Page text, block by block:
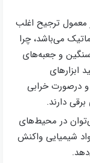
معمول ترجیح اغلب
می‌باشد، چرا
سنگین و جعبه‌های
ابزارهای
و درصورت خرابی
برقی دارند.
در محیط‌های
شیمیایی واکنش